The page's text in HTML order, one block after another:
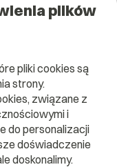
Portoryko
plików
pliki cookies są
strony.
związane z
i
do personalizacji
doświadczenie
doskonalimy.